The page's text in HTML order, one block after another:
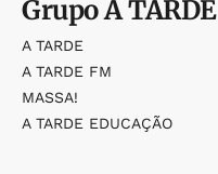
GrupoA TARDE
A TARDE
A TARDE FM
MASSA!
A TARDE EDUCAÇÃO